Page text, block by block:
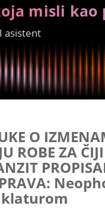
misli kao
asistent
O
ROBE ZA